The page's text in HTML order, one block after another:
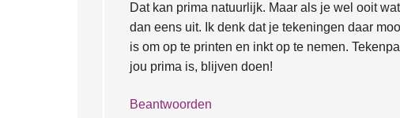
Dat kan prima natuurlijk. Maar als je wel ooit
dan eens uit. Ik denk dat je tekeningen daar
is om op te printen en inkt op te nemen.
jou prima is, blijven doen!
Beantwoorden